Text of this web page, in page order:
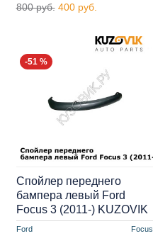
800 руб. 400 руб.
-51 %
Ford Focus
Спойлер переднего
бампера левый Ford
Focus 3 (2011-) KUZOVIK